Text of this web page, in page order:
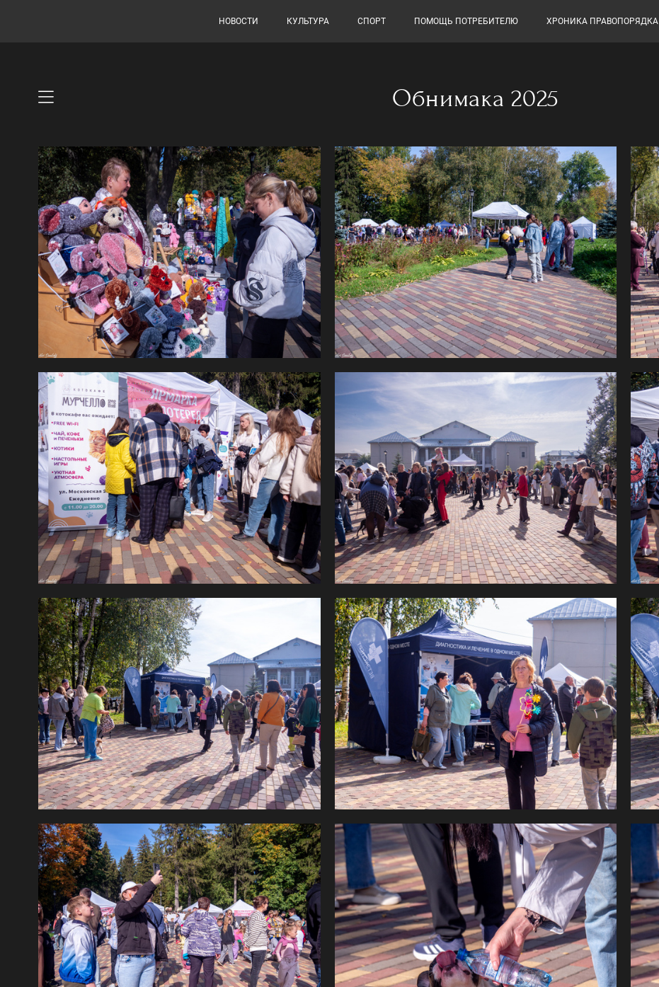
НОВОСТИ КУЛЬТУРА СПОРТ ПОМОЩЬ ПОТРЕБИТЕЛЮ ХРОНИКА ПРАВОПОРЯДКА
Обнимака 2025